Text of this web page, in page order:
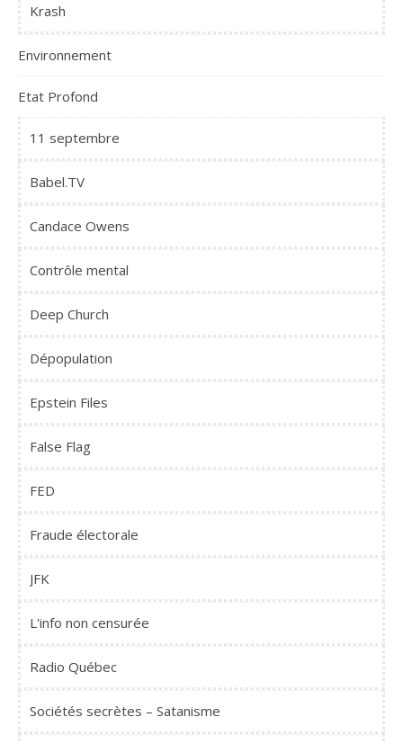
Krash
Environnement
Etat Profond
11 septembre
Babel.TV
Candace Owens
Contrôle mental
Deep Church
Dépopulation
Epstein Files
False Flag
FED
Fraude électorale
JFK
L'info non censurée
Radio Québec
Sociétés secrètes – Satanisme